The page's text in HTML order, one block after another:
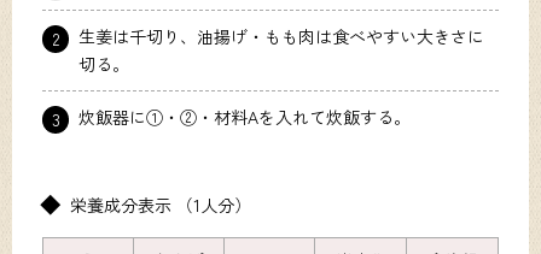
2
生姜は千切り、油揚げ・もも肉は食べやすい大きさに
切る。
3 炊飯器に①・②・材料Aを入れて炊飯する。
栄養成分表示 （1人分）